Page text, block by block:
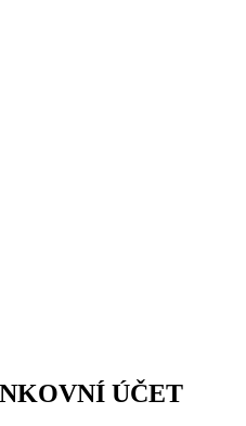
ÚČET